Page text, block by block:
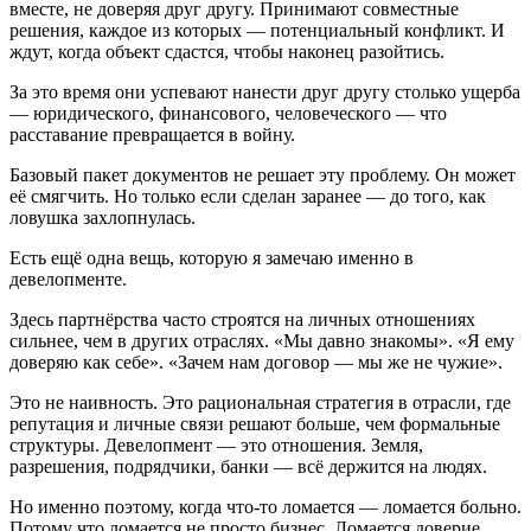
вместе, не доверяя друг другу. Принимают совместные
решения, каждое из которых — потенциальный конфликт. И
ждут, когда объект сдастся, чтобы наконец разойтись.
За это время они успевают нанести друг другу столько ущерба
— юридического, финансового, человеческого — что
расставание превращается в войну.
Базовый пакет документов не решает эту проблему. Он может
её смягчить. Но только если сделан заранее — до того, как
ловушка захлопнулась.
Есть ещё одна вещь, которую я замечаю именно в
девелопменте.
Здесь партнёрства часто строятся на личных отношениях
сильнее, чем в других отраслях. «Мы давно знакомы». «Я ему
доверяю как себе». «Зачем нам договор — мы же не чужие».
Это не наивность. Это рациональная стратегия в отрасли, где
репутация и личные связи решают больше, чем формальные
структуры. Девелопмент — это отношения. Земля,
разрешения, подрядчики, банки — всё держится на людях.
Но именно поэтому, когда что-то ломается — ломается больно.